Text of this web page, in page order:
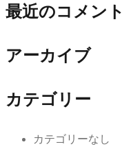
最近のコメント
アーカイブ
カテゴリー
カテゴリーなし